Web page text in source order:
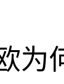
为